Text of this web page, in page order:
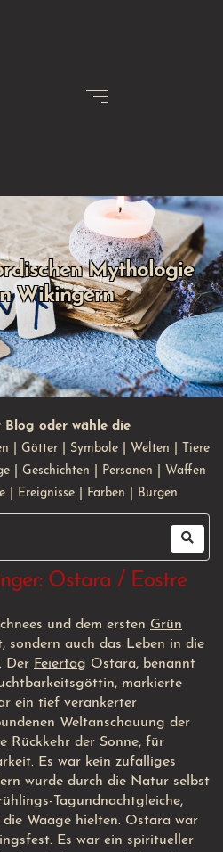
Mythologie
Wikingern
Blog oder wähle die
Götter Symbole Welten
Tiere
Geschichten Personen
Waffen
Ereignisse Farben Burgen
Ostara / Eostre
und dem ersten Grün
sondern auch das Leben in die
Der Feiertag Ostara, benannt
markierte
ein tief verankerter
Weltanschauung der
Rückkehr der Sonne, für
Es war kein zufälliges
wurde durch die Natur selbst
Tagundnachtgleiche,
Waage hielten. Ostara war
Es war ein spiritueller